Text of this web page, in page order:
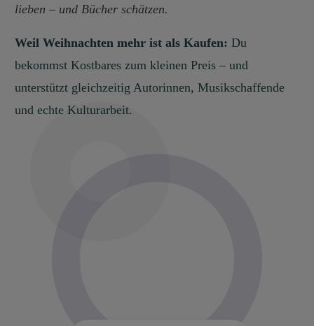
lieben – und Bücher schätzen.
Weil Weihnachten mehr ist als Kaufen: Du
bekommst Kostbares zum kleinen Preis – und
unterstützt gleichzeitig Autorinnen, Musikschaffende
und echte Kulturarbeit.